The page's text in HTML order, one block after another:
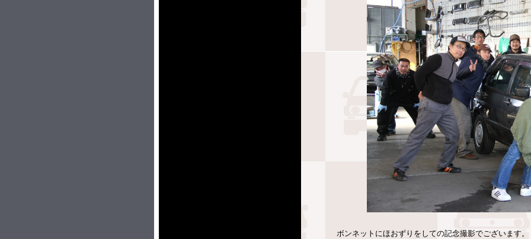
ボンネットにほおずりをしての記念撮影でございます。